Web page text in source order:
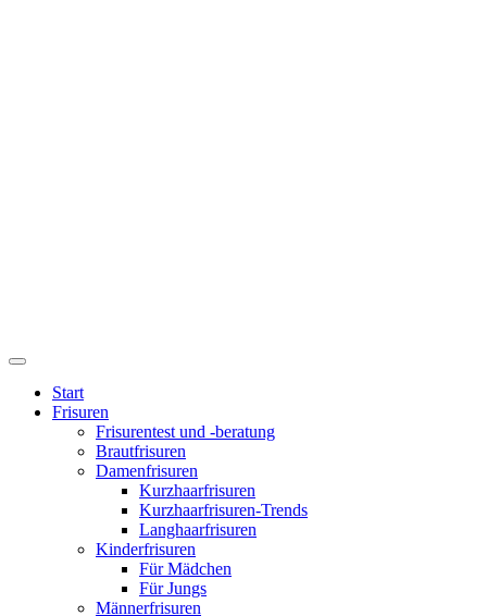
Start
Frisuren
Frisurentest und -beratung
Brautfrisuren
Damenfrisuren
Kurzhaarfrisuren
Kurzhaarfrisuren-Trends
Langhaarfrisuren
Kinderfrisuren
Für Mädchen
Für Jungs
Männerfrisuren